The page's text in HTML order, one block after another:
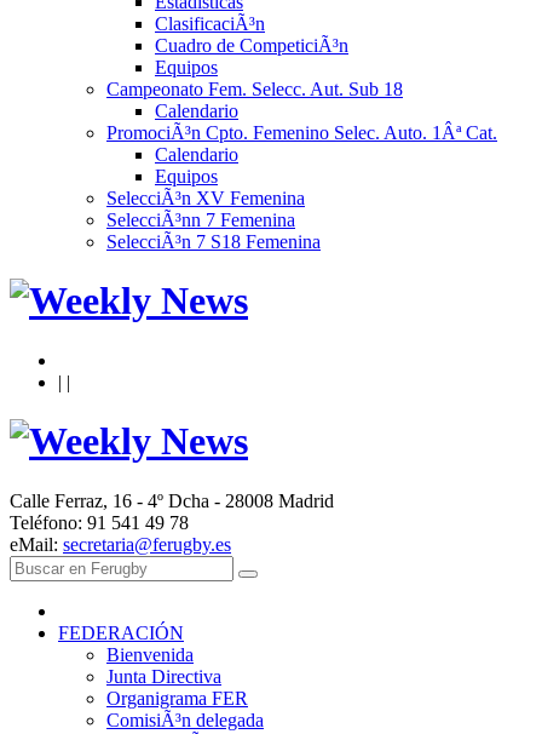
ClasificaciÃ³n
Cuadro de CompeticiÃ³n
Equipos
Campeonato Fem. Selecc. Aut. Sub 18
Calendario
PromociÃ³n Cpto. Femenino Selec. Auto. 1Âª Cat.
Calendario
Equipos
SelecciÃ³n XV Femenina
SelecciÃ³nn 7 Femenina
SelecciÃ³n 7 S18 Femenina
| |
Calle Ferraz, 16 - 4º Dcha - 28008 Madrid
Teléfono: 91 541 49 78
eMail: secretaria@ferugby.es
FEDERACIÓN
Bienvenida
Junta Directiva
Organigrama FER
ComisiÃ³n delegada